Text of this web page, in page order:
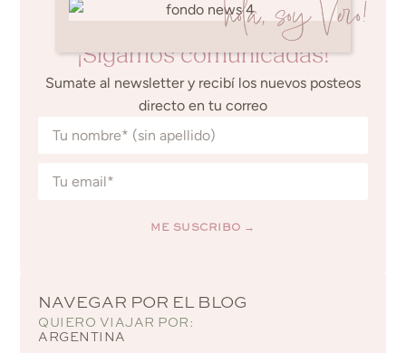
hola, soy Vero!
¡Sigamos comunicadas!
Sumate al newsletter y recibí los nuevos posteos
directo en tu correo
ME SUSCRIBO →
NAVEGAR POR EL BLOG
QUIERO VIAJAR POR:
ARGENTINA